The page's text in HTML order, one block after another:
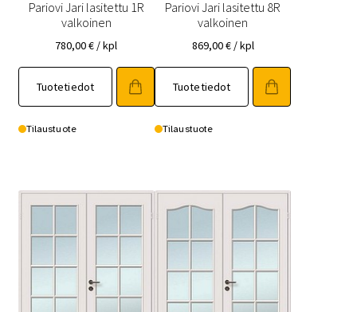
Pariovi Jari lasitettu 1R
valkoinen
780,00€ / kpl
Tuotetiedot
Tällä
tuotteella
on
useampi
valinnat
sivulla.
Tilaustuote
Pariovi Jari lasitettu 8R
valkoinen
869,00€ / kpl
Tuotetiedot
Tällä
tuotteella
on
useampi
valinnat
tuotteen
Tilaustuote